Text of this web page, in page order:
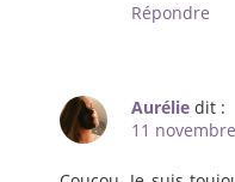
Répondre
Aurélie dit :
11